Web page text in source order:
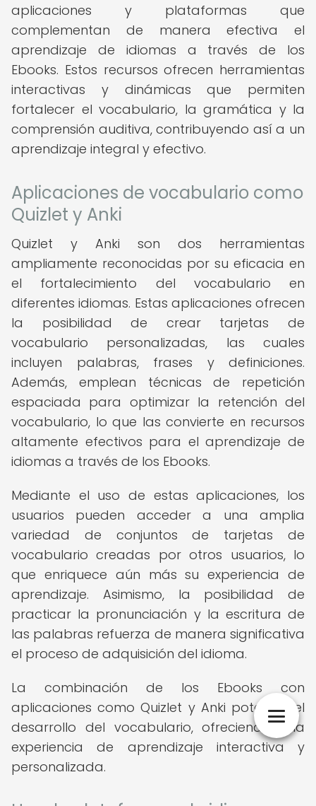
aplicaciones y plataformas que
complementan de manera efectiva el
aprendizaje de idiomas a través de los
Ebooks. Estos recursos ofrecen herramientas
interactivas y dinámicas que permiten
fortalecer el vocabulario, la gramática y la
comprensión auditiva, contribuyendo así a un
aprendizaje integral y efectivo.
Aplicaciones de vocabulario como
Quizlet y Anki
Quizlet y Anki son dos herramientas
ampliamente reconocidas por su eficacia en
el fortalecimiento del vocabulario en
diferentes idiomas. Estas aplicaciones ofrecen
la posibilidad de crear tarjetas de
vocabulario personalizadas, las cuales
incluyen palabras, frases y definiciones.
Además, emplean técnicas de repetición
espaciada para optimizar la retención del
vocabulario, lo que las convierte en recursos
altamente efectivos para el aprendizaje de
idiomas a través de los Ebooks.
Mediante el uso de estas aplicaciones, los
usuarios pueden acceder a una amplia
variedad de conjuntos de tarjetas de
vocabulario creadas por otros usuarios, lo
que enriquece aún más su experiencia de
aprendizaje. Asimismo, la posibilidad de
practicar la pronunciación y la escritura de
las palabras refuerza de manera significativa
el proceso de adquisición del idioma.
La combinación de los Ebooks con
aplicaciones como Quizlet y Anki potencia el
desarrollo del vocabulario, ofreciendo una
experiencia de aprendizaje interactiva y
personalizada.